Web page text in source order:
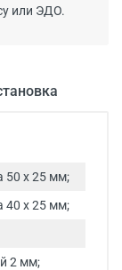
или ЭДО.
50 х 25 мм;
40 х 25 мм;
2 мм;